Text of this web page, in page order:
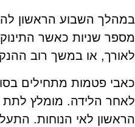
במהלך השבוע הראשון
מספר שניות כאשר
לאורך, או במשך רוב
כאבי פטמות מתחילים
לאחר הלידה. מומלץ
הראשון לאי הנוחות.